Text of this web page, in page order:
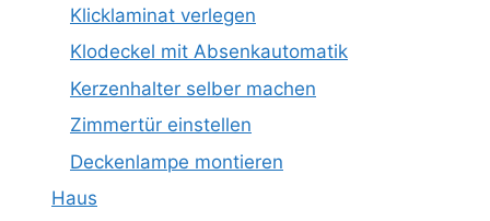
Klicklaminat verlegen
Klodeckel mit Absenkautomatik
Kerzenhalter selber machen
Zimmertür einstellen
Deckenlampe montieren
Haus